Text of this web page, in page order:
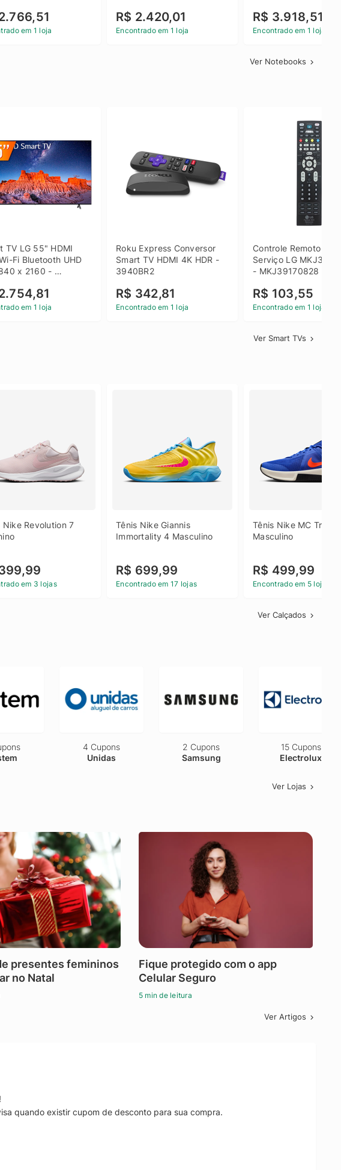
em 1 loja
R$ 2.420,01
Encontrado em 1 loja
R$ 3.918,51
Encontrado em 1 loja
Ver Notebooks
TV LG 55" HDMI
Fi Bluetooth UHD
x 2160 -
em 1 loja
Roku Express Conversor
Smart TV HDMI 4K HDR -
3940BR2
R$ 342,81
Encontrado em 1 loja
Controle Remoto de
Serviço LG
- MKJ39170828
R$ 103,55
Encontrado em 1 loja
Ver Smart TVs
Nike Revolution 7
em 3 lojas
Tênis Nike Giannis
Immortality 4 Masculino
R$ 699,99
Encontrado em 17 lojas
Tênis Nike MC
Masculino
R$ 499,99
Encontrado em 5 lojas
Ver Calçados
2 Cupons
Samsung
15 Cupons
Electrolux
Ver Lojas
presentes femininos
no Natal
Fique protegido com o app
Celular Seguro
5 min de leitura
Ver Artigos
quando existir cupom de desconto para sua compra.